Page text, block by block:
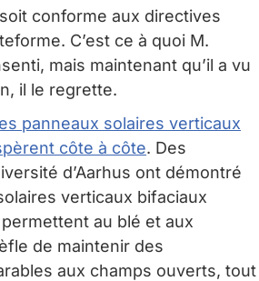
conforme aux directives
C’est ce à quoi M.
mais maintenant qu’il a vu
il le regrette.
panneaux solaires verticaux
côte à côte. Des
d’Aarhus ont démontré
verticaux bifaciaux
au blé et aux
de maintenir des
aux champs ouverts, tout